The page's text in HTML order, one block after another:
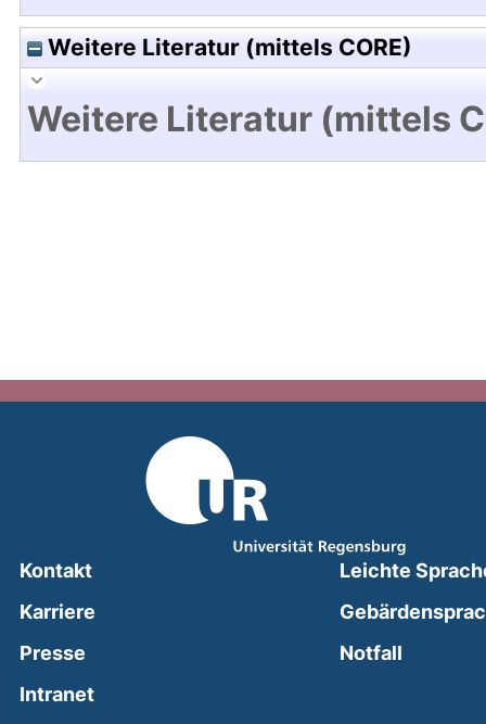
Weitere Literatur (mittels CORE)
Weitere Literatur (mittels
Kontakt
Karriere
Presse
Intranet(external link, opens in a new window)
Leichte
Notfall